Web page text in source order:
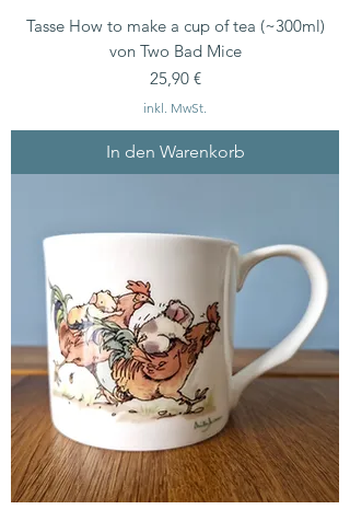
Tasse How to make a cup of tea (~300ml)
von Two Bad Mice
Preis
25,90 €
inkl. MwSt.
In den Warenkorb